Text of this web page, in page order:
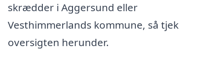
skrædder i Aggersund eller
Vesthimmerlands kommune, så tjek
oversigten herunder.